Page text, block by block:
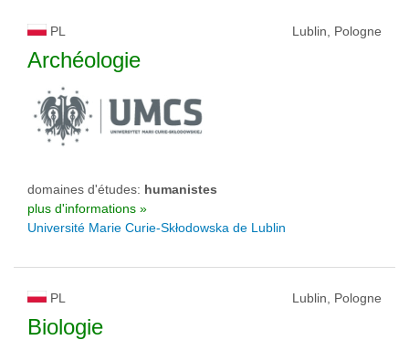
type d'université
statut d'université
PL Lublin, Pologne
Archéologie
domaines d'études: humanistes
plus d'informations »
Université Marie Curie-Skłodowska de Lublin
PL Lublin, Pologne
Biologie